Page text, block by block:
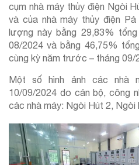
cụm nhà máy thủy điện Ngòi
và của nhà máy thủy điện
lượng này bằng 29,83%
08/2024 và bằng 46,75%
cùng kỳ năm trước – tháng 09/
Một số hình ảnh các nhà
10/09/2024 do cán bộ, công
các nhà máy: Ngòi Hút 2, Ngòi